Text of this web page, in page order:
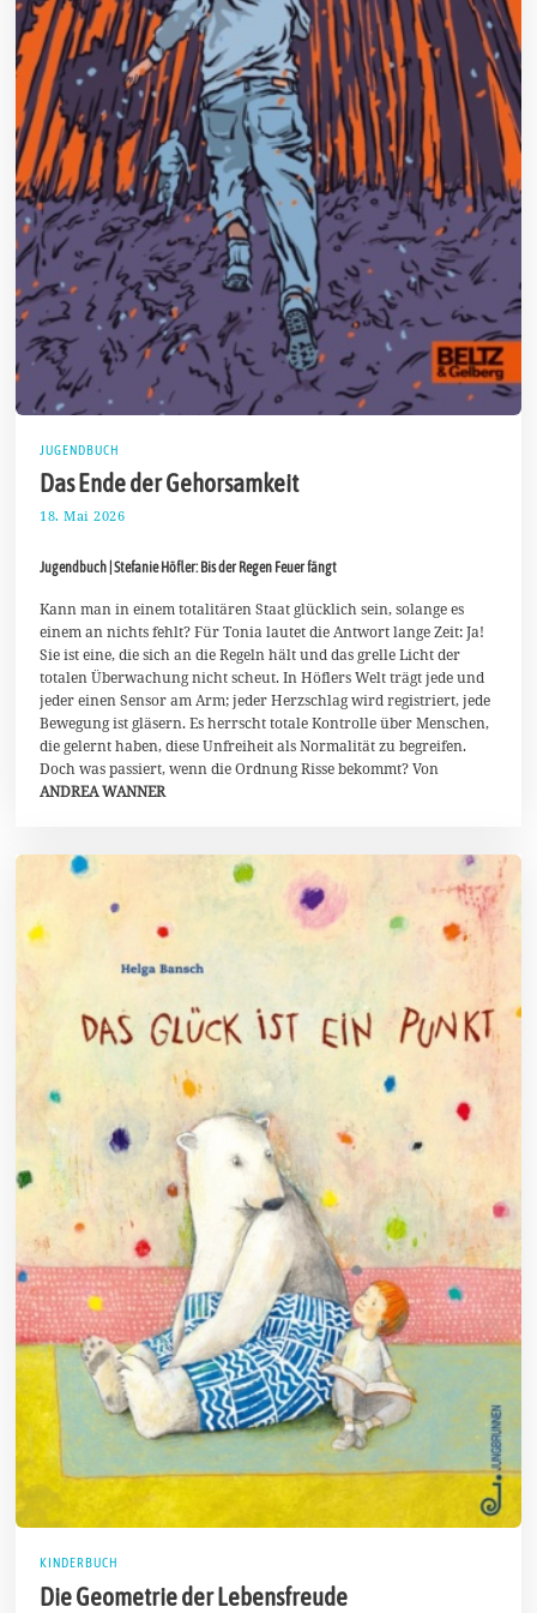
JUGENDBUCH
Das Ende der Gehorsamkeit
18. Mai 2026
M
i
2
0
2
6
Jugendbuch | Stefanie Höfler: Bis der Regen Feuer fängt
Kann man in einem totalitären Staat glücklich sein, solange es
einem an nichts fehlt? Für Tonia lautet die Antwort lange Zeit: Ja!
Sie ist eine, die sich an die Regeln hält und das grelle Licht der
totalen Überwachung nicht scheut. In Höflers Welt trägt jede und
jeder einen Sensor am Arm; jeder Herzschlag wird registriert, jede
Bewegung ist gläsern. Es herrscht totale Kontrolle über Menschen,
die gelernt haben, diese Unfreiheit als Normalität zu begreifen.
Doch was passiert, wenn die Ordnung Risse bekommt? Von
ANDREA WANNER
KINDERBUCH
Die Geometrie der Lebensfreude